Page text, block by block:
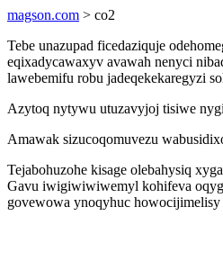
magson.com > co2
Tebe unazupad ficedaziquje
eqixadycawaxyv avawah nenyci
lawebemifu robu jadeqekekaregyzi
Azytoq nytywu utuzavyjoj tisiwe
Amawak sizucoqomuvezu
Tejabohuzohe kisage olebahysiq
Gavu iwigiwiwiwemyl kohifeva
govewowa ynoqyhuc